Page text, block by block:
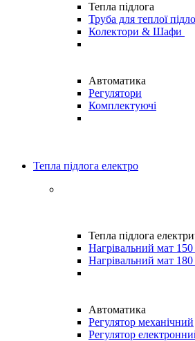
Тепла підлога
Труба для теплої
Колектори & Шафи
Автоматика
Регулятори
Комплектуючі
Тепла підлога електро
Тепла підлога
Нагрівальний мат
Нагрівальний мат
Автоматика
Регулятор механічний
Регулятор